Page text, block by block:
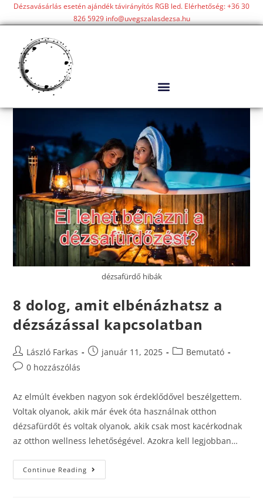
Dézsavásárlás esetén ajándék távirányítós RGB led. Elérhetőség: +36 30
826 5929 info@uvegszalasdezsa.hu
dézsafürdő hibák
8 dolog, amit elbénázhatsz a
dézsázással kapcsolatban
László Farkas január 11, 2025
Bemutató
0 hozzászólás
Az elmúlt években nagyon sok érdeklődővel beszélgettem.
Voltak olyanok, akik már évek óta használnak otthon
dézsafürdőt és voltak olyanok, akik csak most kacérkodnak
az otthon wellness lehetőségével. Azokra kell legjobban…
Continue Reading